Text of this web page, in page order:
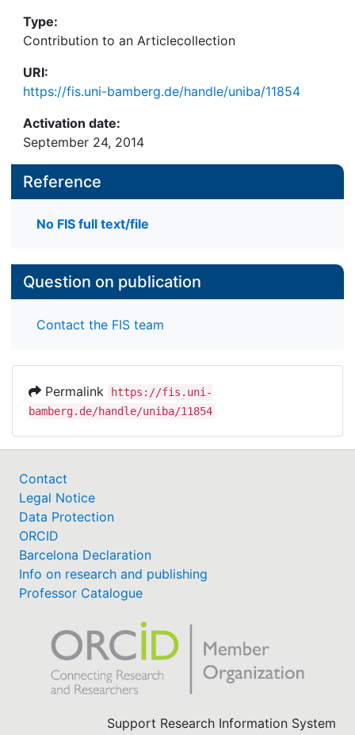
Type:
Contribution to an Articlecollection
URI:
https://fis.uni-bamberg.de/handle/uniba/11854
Activation date:
September 24, 2014
Reference
No FIS full text/file
Question on publication
Contact the FIS team
Permalink
https://fis.uni-
bamberg.de/handle/uniba/11854
Contact
Legal Notice
Data Protection
ORCID
Barcelona Declaration
Info on research and publishing
Professor Catalogue
Support Research Information System